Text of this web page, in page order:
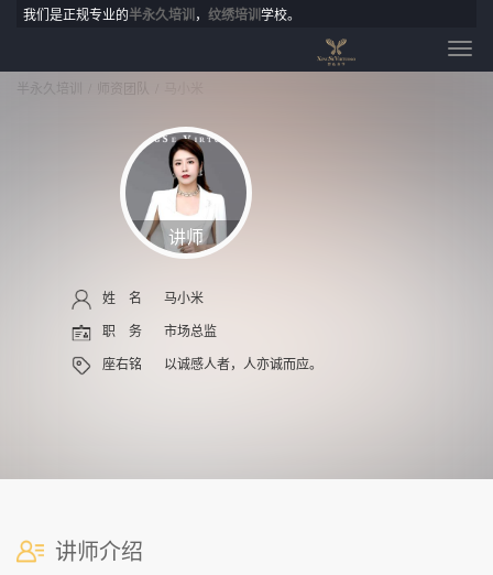
我们是正规专业的半永久培训， 纹绣培训学校。
半永久培训 师资团队
讲师
姓 名
马小米
职 务
市场总监
座右铭
以诚感人者，人亦诚而应。
讲师介绍